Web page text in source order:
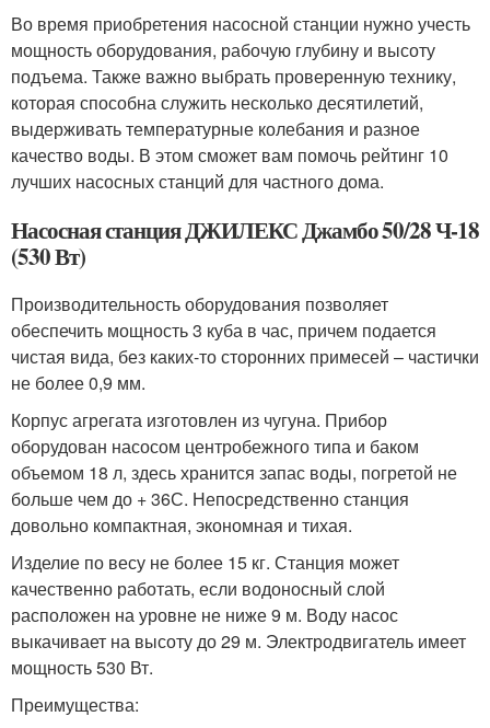
Во время приобретения насосной станции нужно учесть
мощность оборудования, рабочую глубину и высоту
подъема. Также важно выбрать проверенную технику,
которая способна служить несколько десятилетий,
выдерживать температурные колебания и разное
качество воды. В этом сможет вам помочь рейтинг 10
лучших насосных станций для частного дома.
Насосная станция ДЖИЛЕКС Джамбо 50/28 Ч-18
(530 Вт)
Производительность оборудования позволяет
обеспечить мощность 3 куба в час, причем подается
чистая вида, без каких-то сторонних примесей – частички
не более 0,9 мм.
Корпус агрегата изготовлен из чугуна. Прибор
оборудован насосом центробежного типа и баком
объемом 18 л, здесь хранится запас воды, погретой не
больше чем до + 36С. Непосредственно станция
довольно компактная, экономная и тихая.
Изделие по весу не более 15 кг. Станция может
качественно работать, если водоносный слой
расположен на уровне не ниже 9 м. Воду насос
выкачивает на высоту до 29 м. Электродвигатель имеет
мощность 530 Вт.
Преимущества: